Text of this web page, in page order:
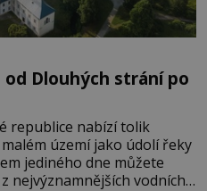
Dlouhých strání po
republice nabízí tolik
území jako údolí řeky
jediného dne můžete
nejvýznamnějších vodních